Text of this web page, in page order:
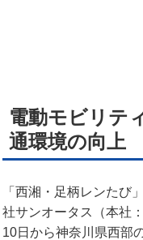
お問い合せ
電動モビリテ
通環境の向上
「西湘・足柄レンたび
社サンオータス（本社
10日から神奈川県西部